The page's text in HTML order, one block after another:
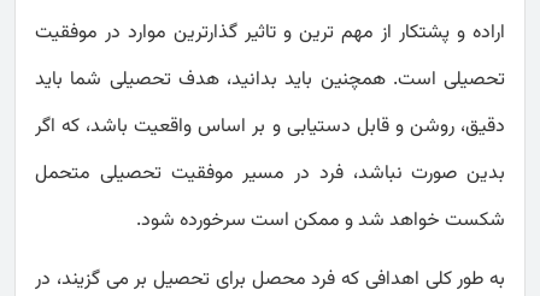
اراده و پشتکار از مهم ترین و تاثیر گذارترین موارد در موفقیت
تحصیلی است. همچنین باید بدانید، هدف تحصیلی شما باید
دقیق، روشن و قابل دستیابی و بر اساس واقعیت باشد، که اگر
بدین صورت نباشد، فرد در مسیر موفقیت تحصیلی متحمل
شکست خواهد شد و ممکن است سرخورده شود.
به طور کلی اهدافی که فرد محصل برای تحصیل بر می گزیند، در